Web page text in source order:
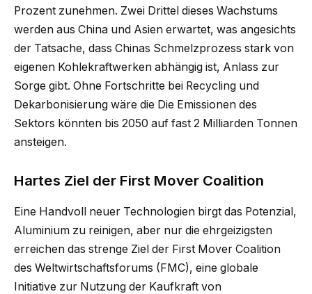
Prozent zunehmen. Zwei Drittel dieses Wachstums
werden aus China und Asien erwartet, was angesichts
der Tatsache, dass Chinas Schmelzprozess stark von
eigenen Kohlekraftwerken abhängig ist, Anlass zur
Sorge gibt. Ohne Fortschritte bei Recycling und
Dekarbonisierung wäre die Die Emissionen des
Sektors könnten bis 2050 auf fast 2 Milliarden Tonnen
ansteigen.
Hartes Ziel der First Mover Coalition
Eine Handvoll neuer Technologien birgt das Potenzial,
Aluminium zu reinigen, aber nur die ehrgeizigsten
erreichen das strenge Ziel der First Mover Coalition
des Weltwirtschaftsforums (FMC), eine globale
Initiative zur Nutzung der Kaufkraft von